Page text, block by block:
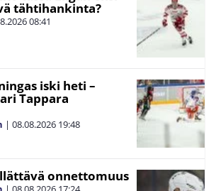
tähtihankinta?
08:41
iski heti –
Tappara
| 08.08.2026 19:48
onnettomuus